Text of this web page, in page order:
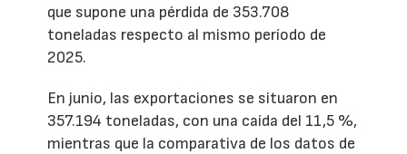
que supone una pérdida de 353.708
toneladas respecto al mismo período de
2025.
En junio, las exportaciones se situaron en
357.194 toneladas, con una caída del 11,5 %,
mientras que la comparativa de los datos de